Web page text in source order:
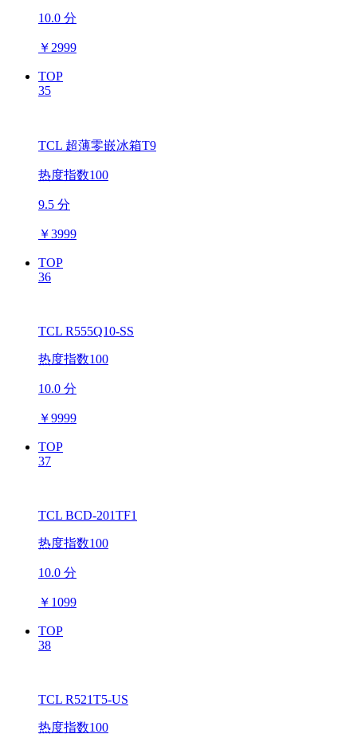
10.0 分
￥ 2999
TOP
35
TCL 超薄零嵌冰箱T9
热度指数100
9.5 分
￥3999
TOP
36
TCL R555Q10-SS
热度指数100
10.0 分
￥9999
TOP
37
TCL BCD-201TF1
热度指数100
10.0 分
￥ 1099
TOP
38
TCL R521T5-US
热度指数100